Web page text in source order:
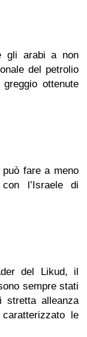
gli arabi a non
del petrolio
ottenute
fare a meno
l’Israele di
del Likud, il
sempre stati
stretta alleanza
le